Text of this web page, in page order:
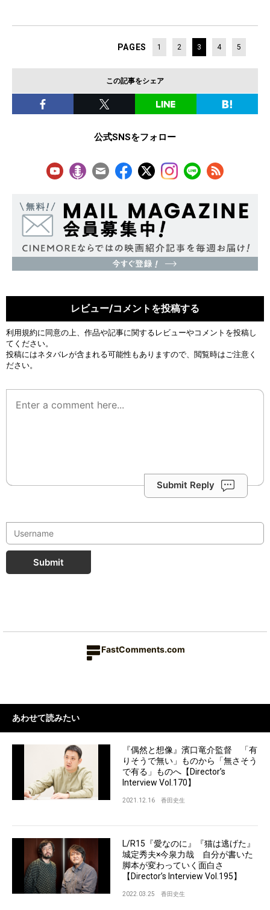
PAGES 1 2 3 4 5
この記事をシェア
公式SNSをフォロー
レビュー/コメントを投稿する
利用規約に同意の上、作品や記事に関するレビューやコメントを投稿し
てください。
投稿にはネタバレが含まれる可能性もありますので、閲覧時はご注意く
ださい。
Submit Reply
Submit
FastComments.com
あわせて読みたい
『偶然と想像』濱口竜介監督 「有
りそうで無い」ものから「無さそう
で有る」ものへ【Director’s
Interview Vol.170】
2021.12.16 香田史生
L/R15『愛なのに』『猫は逃げた』
城定秀夫×今泉力哉 自分が書いた
脚本が変わっていく面白さ
【Director’s Interview Vol.195】
2022.03.25 香田史生